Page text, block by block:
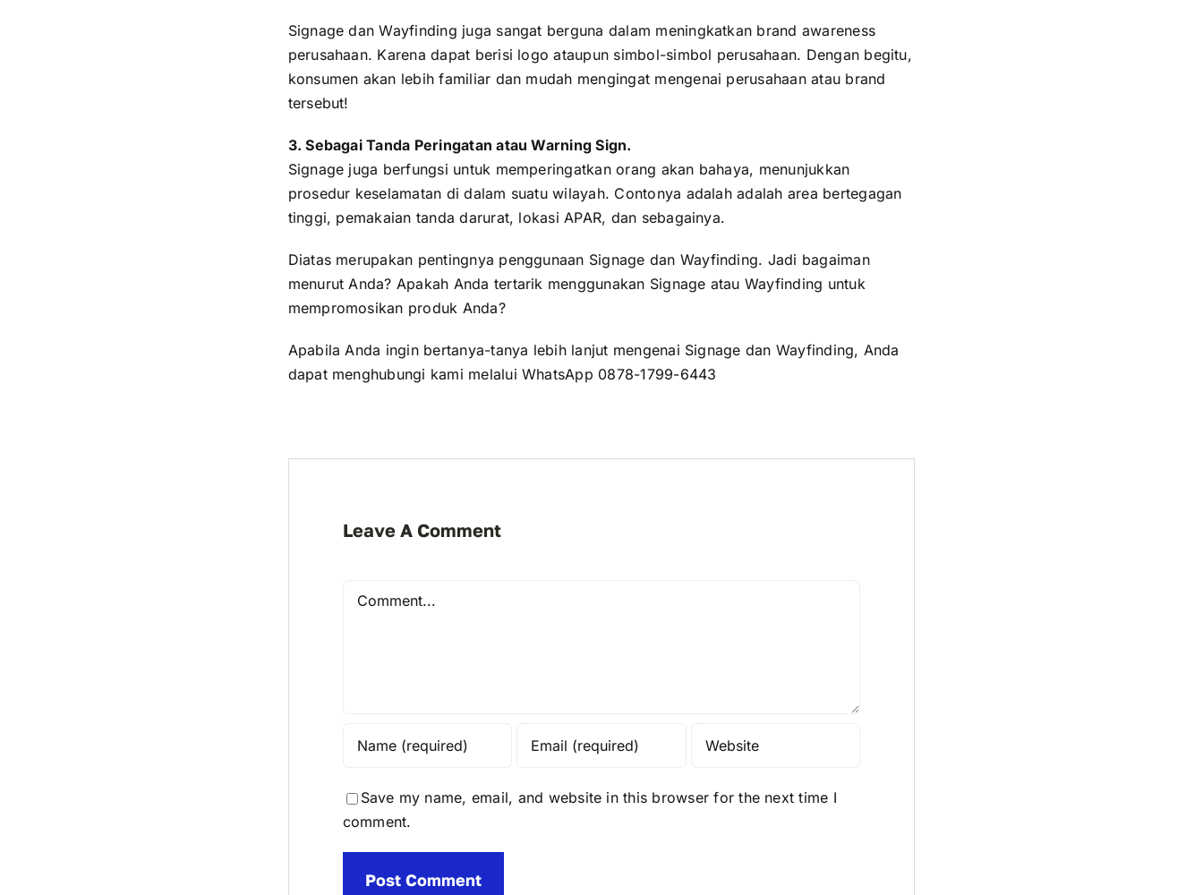
Signage dan Wayfinding juga sangat berguna dalam meningkatkan brand awareness
perusahaan. Karena dapat berisi logo ataupun simbol-simbol perusahaan. Dengan begitu,
konsumen akan lebih familiar dan mudah mengingat mengenai perusahaan atau brand
tersebut!
3. Sebagai Tanda Peringatan atau Warning Sign.
Signage juga berfungsi untuk memperingatkan orang akan bahaya, menunjukkan
prosedur keselamatan di dalam suatu wilayah. Contonya adalah adalah area bertegagan
tinggi, pemakaian tanda darurat, lokasi APAR, dan sebagainya.
Diatas merupakan pentingnya penggunaan Signage dan Wayfinding. Jadi bagaiman
menurut Anda? Apakah Anda tertarik menggunakan Signage atau Wayfinding untuk
mempromosikan produk Anda?
Apabila Anda ingin bertanya-tanya lebih lanjut mengenai Signage dan Wayfinding, Anda
dapat menghubungi kami melalui WhatsApp 0878-1799-6443
Leave A Comment
Comment
Save my name, email, and website in this browser for the next time I
comment.